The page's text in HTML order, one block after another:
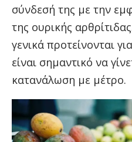
σύνδεσή της με την
της ουρικής
γενικά προτείνονται
είναι σημαντικό να
κατανάλωση με μέτρο.